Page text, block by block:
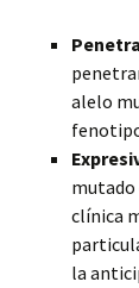
alelo
mutado
clínica
la